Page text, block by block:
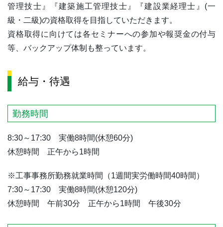
管理技士』『建築施工管理技士』『建設業経理士』(一
級・二級)の資格取得を目指していただきます。
資格取得に向けては各セミナーへの参加や報奨金の付与
等、バックアップ体制も整っています。
給与・待遇
勤務時間
8:30～17:30 実働8時間(休憩60分)
休憩時間 正午から1時間
※工事事務所勤務就業時間（1週間実労働時間40時間）
7:30～17:30 実働8時間(休憩120分)
休憩時間 午前30分 正午から1時間 午後30分